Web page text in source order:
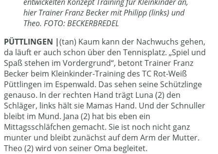
hier Trainer Franz Becker mit Philipp (links) und
Theo. FOTO: BECKERBREDEL
PÜTTLINGEN |(tan) Kaum kann der Nachwuchs gehen,
da läuft er auch schon über den Tennisplatz. „Spiel und
Spaß stehen im Vordergrund“, betont Trainer Franz
Becker beim Kleinkinder-Training des TC Rot-Weiß
Püttlingen im Espenwald. Das sehen seine Schützlinge
genauso. In der rechten Hand trägt Luna (2) den
Schläger, links hält sie Mamas Hand. Und der Schnuller
bleibt im Mund. Jana (2) hat bis eben ein
Mittagsschläfchen gemacht. Sie ist noch nicht ganz
munter und bleibt zunächst auf dem Arm der Mutter.
Theo (2) wird von seiner Oma begleitet.